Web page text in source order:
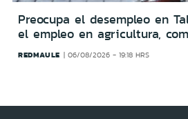
Preocupa el desempleo en
el empleo en agricultura,
REDMAULE 06/08/2026 - 19:18 HRS